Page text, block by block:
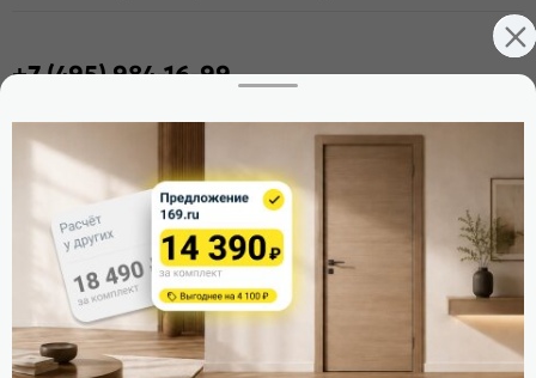
+7 (495) 984-16-99
Расскажите о нас
Поделиться
Оцените магазин
ИКС 1340